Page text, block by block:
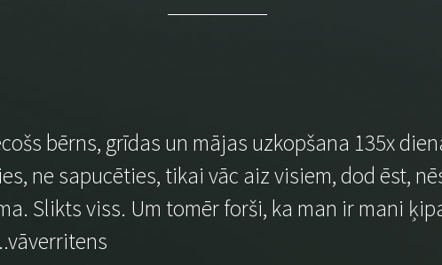
bērns, grīdas un mājas uzkopšana 135x
ne sapucēties, tikai vāc aiz visiem, dod ēst,
Slikts viss. Um tomēr forši, ka man ir mani